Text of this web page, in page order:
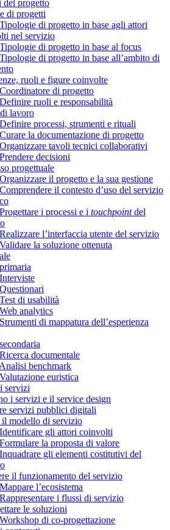
progetto
di progetti
di progetto in base agli attori
nel servizio
di progetto in base al focus
di progetto in base all’ambito di
ruoli e figure coinvolte
di progetto
ruoli e responsabilità
lavoro
processi, strumenti e rituali
la documentazione di progetto
tavoli tecnici collaborativi
decisioni
progettuale
il progetto e la sua gestione
il contesto d’uso del servizio
i processi e i touchpointdel
l’interfaccia utente del servizio
la soluzione ottenuta
di usabilità
analytics
di mappatura dell’esperienza
documentale
benchmark
euristica
servizi
i servizi e il service design
servizi pubblici digitali
modello di servizio
gli attori coinvolti
la proposta di valore
gli elementi costitutivi del
il funzionamento del servizio
l’ecosistema
i flussi di servizio
le soluzioni
di co-progettazione